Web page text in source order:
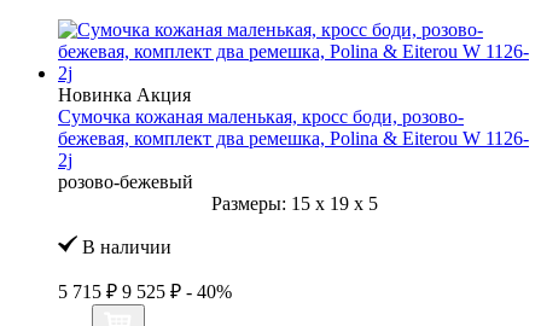
Новинка Акция
Сумочка кожаная маленькая, кросс боди, розово-
бежевая, комплект два ремешка, Polina & Eiterou W 1126-
2j
розово-бежевый
Размеры: 15 x 19 x 5
В наличии
5 715 ₽ 9 525 ₽ - 40%